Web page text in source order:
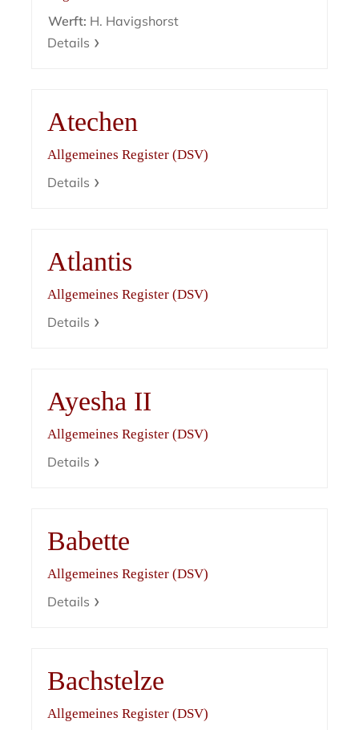
Werft: H. Havigshorst
Details
Atechen
Allgemeines Register (DSV)
Details
Atlantis
Allgemeines Register (DSV)
Details
Ayesha II
Allgemeines Register (DSV)
Details
Babette
Allgemeines Register (DSV)
Details
Bachstelze
Allgemeines Register (DSV)